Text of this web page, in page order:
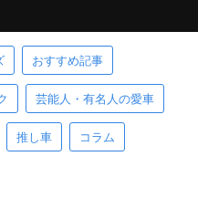
おすすめ記事
芸能人・有名人の愛車
推し車 コラム